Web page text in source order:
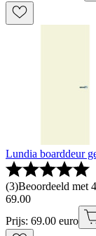
Lundia boarddeur
(3)Beoordeeld met
69.00
Prijs: 69.00 euro